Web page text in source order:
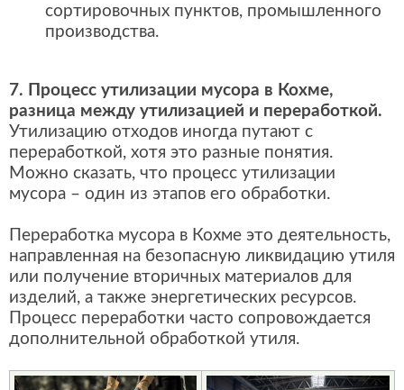
сортировочных пунктов, промышленного
производства.
7. Процесс утилизации мусора в Кохме,
разница между утилизацией и переработкой.
Утилизацию отходов иногда путают с
переработкой, хотя это разные понятия.
Можно сказать, что процесс утилизации
мусора – один из этапов его обработки.
Переработка мусора в Кохме это деятельность,
направленная на безопасную ликвидацию утиля
или получение вторичных материалов для
изделий, а также энергетических ресурсов.
Процесс переработки часто сопровождается
дополнительной обработкой утиля.